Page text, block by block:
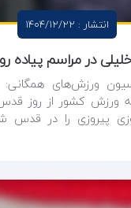
انتشار : 1404/12/22
ورزش‌های همگانی:
ورزش کشور از روز
پیروزی را در